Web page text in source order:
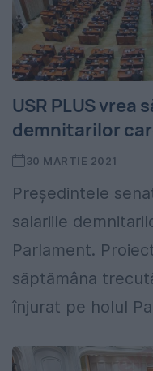
USR PLUS vrea
demnitarilor
30 MARTIE 2021
Președintele
salariile
Parlament.
săptămâna
înjurat pe holul